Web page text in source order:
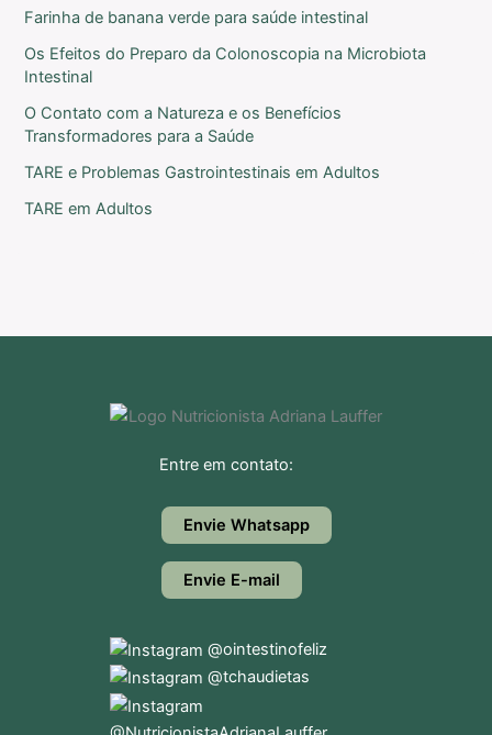
Farinha de banana verde para saúde intestinal
Os Efeitos do Preparo da Colonoscopia na Microbiota
Intestinal
O Contato com a Natureza e os Benefícios
Transformadores para a Saúde
TARE e Problemas Gastrointestinais em Adultos
TARE em Adultos
Entre em contato:
Envie Whatsapp
Envie E-mail
@ointestinofeliz
@tchaudietas